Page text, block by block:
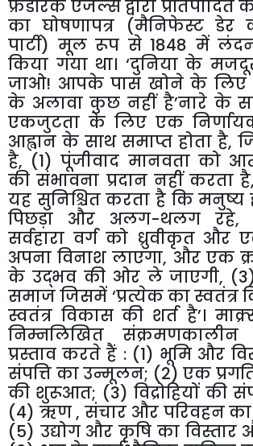
फ्रेडेरिक एंजेल्स द्वारा प्रतिपादित
का घोषणापत्र (मैनिफेस्ट डेर
पार्टी) मूल रूप से 1848 में
किया गया था। ‘दुनिया के
जाओ! आपके पास खोने के लिए
के अलावा कुछ नहीं है’नारे के
एकजुटता के लिए एक
आह्वान के साथ समाप्त होता है,
है, (1) पूंजीवाद मानवता को
की संभावना प्रदान नहीं करता
यह सुनिश्चित करता है कि
पिछड़ा और अलग-थलग रहे,
सर्वहारा वर्ग को ध्रुवीकृत
अपना विनाश लाएगा, और एक
के उद्भव की ओर ले जाएगी,
समाज जिसमें ‘प्रत्येक का स्वतंत्र
स्वतंत्र विकास की शर्त है’।
निम्नलिखित संक्रमणकालीन
प्रस्ताव करते हैं : (1) भूमि और
संपत्ति का उन्मूलन; (2) एक
की शुरूआत; (3) विद्रोहियों की
(4) ऋण , संचार और परिवहन का
(5) उद्योग और कृषि का